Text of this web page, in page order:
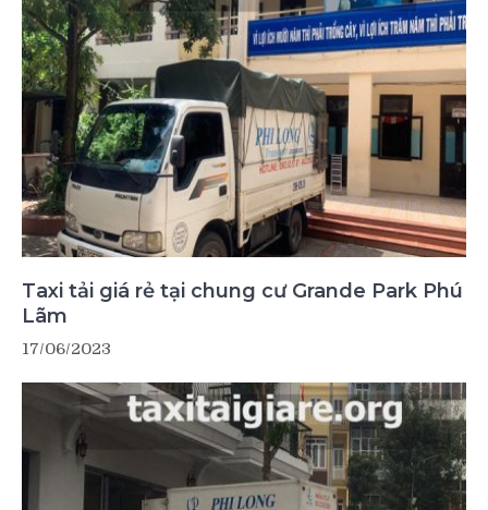
Taxi tải giá rẻ tại chung cư Grande Park Phú
Lãm
17/06/2023